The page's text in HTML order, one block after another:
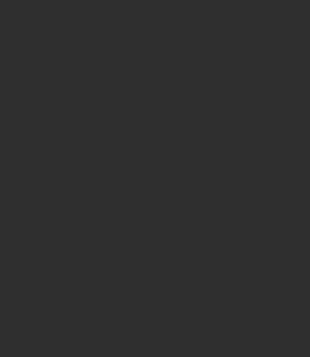
Your
application, or
for your next